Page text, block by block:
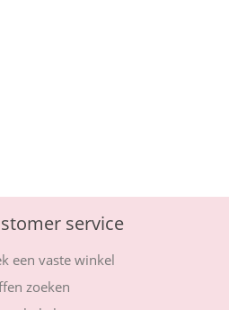
service
een vaste winkel
zoeken